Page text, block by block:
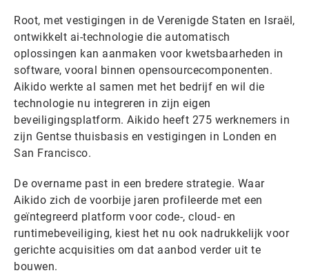
Root, met vestigingen in de Verenigde Staten en Israël,
ontwikkelt ai-technologie die automatisch
oplossingen kan aanmaken voor kwetsbaarheden in
software, vooral binnen opensourcecomponenten.
Aikido werkte al samen met het bedrijf en wil die
technologie nu integreren in zijn eigen
beveiligingsplatform. Aikido heeft 275 werknemers in
zijn Gentse thuisbasis en vestigingen in Londen en
San Francisco.
De overname past in een bredere strategie. Waar
Aikido zich de voorbije jaren profileerde met een
geïntegreerd platform voor code-, cloud- en
runtimebeveiliging, kiest het nu ook nadrukkelijk voor
gerichte acquisities om dat aanbod verder uit te
bouwen.